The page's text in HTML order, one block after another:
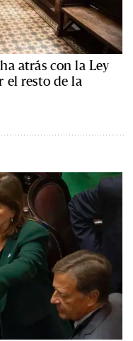
atrás con la Ley
el resto de la